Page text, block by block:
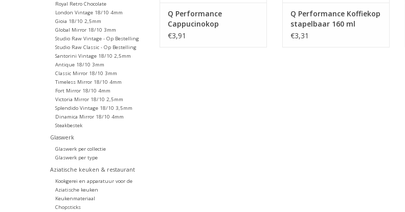
Royal Retro Chocolate
London Vintage 18/10 4mm
Gioia 18/10 2,5mm
Global Mirror 18/10 3mm
Studio Raw Vintage - Op Bestelling
Studio Raw Classic - Op Bestelling
Santorini Vintage 18/10 2,5mm
Antique 18/10 3mm
Classic Mirror 18/10 3mm
Timeless Mirror 18/10 4mm
Fort Mirror 18/10 4mm
Victoria Mirror 18/10 2,5mm
Splendido Vintage 18/10 3,5mm
Dinamica Mirror 18/10 4mm
Steakbestek
Glaswerk
Glaswerk per collectie
Glaswerk per type
Aziatische keuken & restaurant
Kookgerei en apparatuur voor de
Aziatische keuken
Keukenmateriaal
Chopsticks
Q Performance
Cappucinokop
stapelbaar 200 ml
€3,91
Q Performance Koffiekop
stapelbaar 160 ml
€3,31